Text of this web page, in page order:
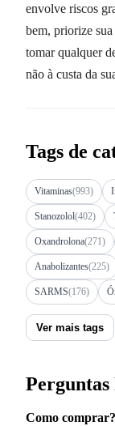
envolve riscos
bem, priorize sua
tomar qualquer
não à custa da
Tags de
Vitaminas(993)
Stanozolol(402)
Oxandrolona(271)
Anabolizantes(225)
SARMS(176)
Ver mais tags
Perguntas
Como comprar?